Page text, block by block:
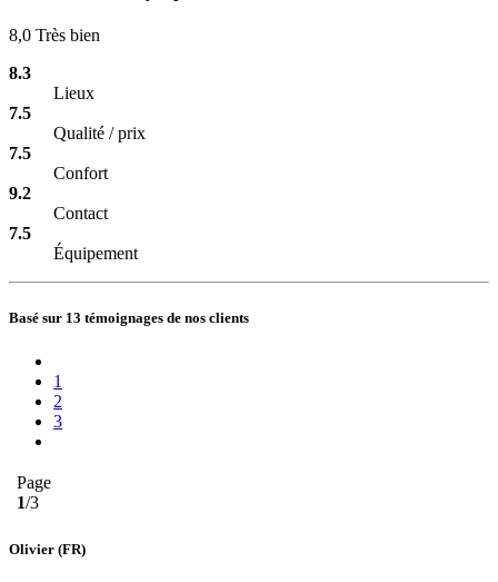
8,0 Très bien
8.3
Lieux
7.5
Qualité / prix
7.5
Confort
9.2
Contact
7.5
Équipement
Basé sur 13 témoignages de nos clients
1
2
3
Page
1/3
Olivier (FR)